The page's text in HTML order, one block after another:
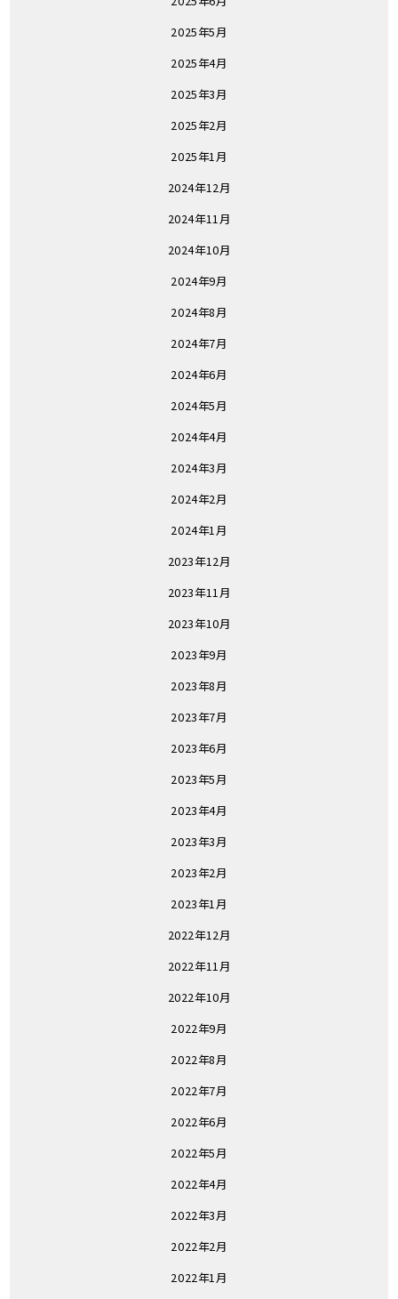
2025年5月
2025年4月
2025年3月
2025年2月
2025年1月
2024年12月
2024年11月
2024年10月
2024年9月
2024年8月
2024年7月
2024年6月
2024年5月
2024年4月
2024年3月
2024年2月
2024年1月
2023年12月
2023年11月
2023年10月
2023年9月
2023年8月
2023年7月
2023年6月
2023年5月
2023年4月
2023年3月
2023年2月
2023年1月
2022年12月
2022年11月
2022年10月
2022年9月
2022年8月
2022年7月
2022年6月
2022年5月
2022年4月
2022年3月
2022年2月
2022年1月